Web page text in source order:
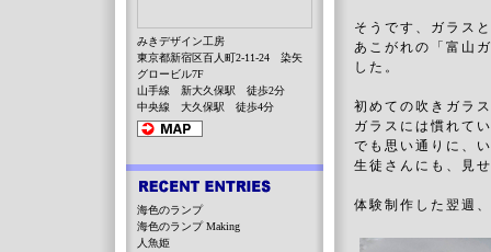
そうです、ガラス
あこがれの「富山
した。
初めての吹きガラ
ガラスには慣れて
でも思い通りに、
生徒さんにも、見
体験制作した翌週
みきデザイン工房
東京都新宿区百人町2-11-24 染矢
グロービル7F
山手線 新大久保駅 徒歩2分
中央線 大久保駅 徒歩4分
海色のランプ
海色のランプ Making
人魚姫